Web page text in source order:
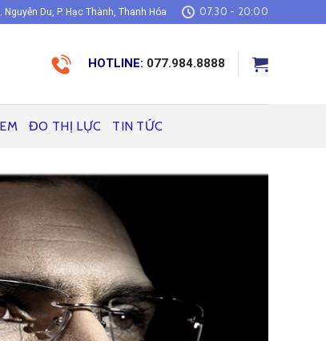
Du, P. Hạc Thành, Thanh Hóa 07:30 - 20:00
HOTLINE: 077.984.8888
ĐO THỊ LỰC TIN TỨC